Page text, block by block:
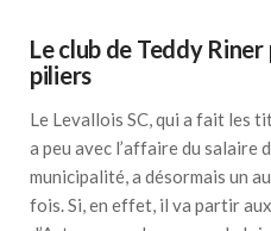
Le club de Teddy
piliers
Le Levallois SC, qui a fait les
a peu avec l’affaire du salaire
municipalité, a désormais un
fois. Si, en effet, il va partir